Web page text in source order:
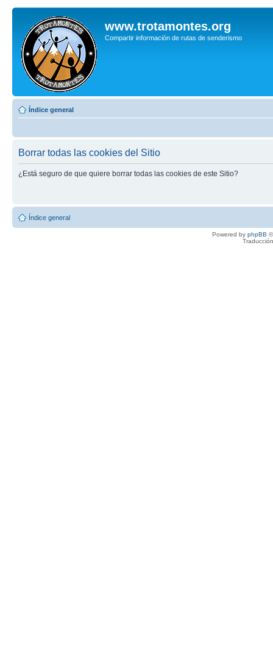
www.trotamontes.org
Compartir información de rutas de senderismo
Índice general
Borrar todas las cookies del Sitio
¿Está seguro de que quiere borrar todas las cookies de este Sitio?
Índice general
Powered by phpBB